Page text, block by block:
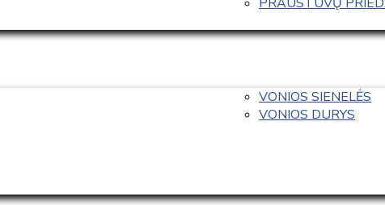
VONIOS SIENELĖS
VONIOS DURYS